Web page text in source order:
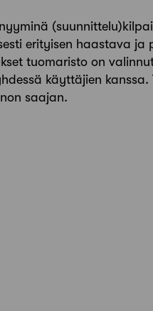
erityisen haastava ja
tuomaristo on
käyttäjien
on saajan.